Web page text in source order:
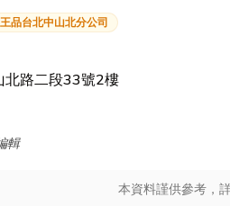
王品台北中山北分公司
北路二段33號2樓
輯
本資料謹供參考，